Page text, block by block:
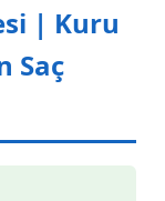
| Kuru
Saç